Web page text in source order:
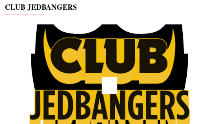
CLUB JEDBANGERS